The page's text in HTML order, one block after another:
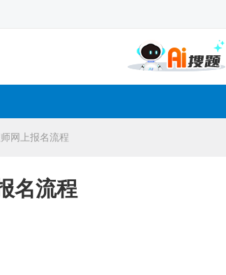
网上报名流程
名流程